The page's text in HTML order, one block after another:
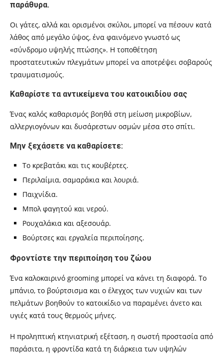
παράθυρα.
Οι γάτες, αλλά και ορισμένοι σκύλοι, μπορεί να πέσουν κατά
λάθος από μεγάλο ύψος, ένα φαινόμενο γνωστό ως
«σύνδρομο υψηλής πτώσης». Η τοποθέτηση
προστατευτικών πλεγμάτων μπορεί να αποτρέψει σοβαρούς
τραυματισμούς.
Καθαρίστε τα αντικείμενα του κατοικιδίου σας
Ένας καλός καθαρισμός βοηθά στη μείωση μικροβίων,
αλλεργιογόνων και δυσάρεστων οσμών μέσα στο σπίτι.
Μην ξεχάσετε να καθαρίσετε:
Το κρεβατάκι και τις κουβέρτες.
Περιλαίμια, σαμαράκια και λουριά.
Παιχνίδια.
Μπολ φαγητού και νερού.
Ρουχαλάκια και αξεσουάρ.
Βούρτσες και εργαλεία περιποίησης.
Φροντίστε την περιποίηση του ζώου
Ένα καλοκαιρινό grooming μπορεί να κάνει τη διαφορά. Το
μπάνιο, το βούρτσισμα και ο έλεγχος των νυχιών και των
πελμάτων βοηθούν το κατοικίδιο να παραμένει άνετο και
υγιές κατά τους θερμούς μήνες.
Η προληπτική κτηνιατρική εξέταση, η σωστή προστασία από
παράσιτα, η φροντίδα κατά τη διάρκεια των υψηλών